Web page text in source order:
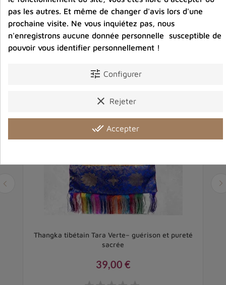
Vous aimerez aussi
Thangka tibétain Tara Verte– guérison et pureté
sacrée
39,00 €
pas les autres. Et même de changer d'avis lors d'une
prochaine visite. Ne vous inquiétez pas, nous
n'enregistrons aucune donnée personnelle susceptible de
pouvoir vous identifier personnellement !
tune Configurer
clear Rejeter
done_all Accepter